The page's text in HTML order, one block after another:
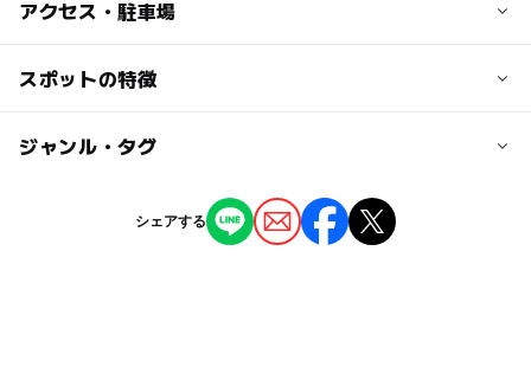
子供の料金
市外 1回 100円
大人の料金
市外 1回 200円
アクセス・駐車場
交通アクセス
スポットの特徴
駐車場あり ー
ー 託児所
ジャンル・タグ
シェアする